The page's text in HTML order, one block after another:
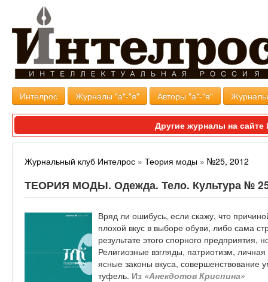
Интелрос Журналы "а"-"я" Авторы "а"-"я"
Другие журналы на
Журнальный клуб Интелрос » Теория моды » №25, 2012
ТЕОРИЯ МОДЫ. Одежда. Тело. Культура № 25
Вряд ли ошибусь, если скажу, что
плохой вкус в выборе обуви, либо сама
результате этого спорного
Религиозные взгляды, патриотизм,
ясные законы вкуса, совершенствование
туфель. Из «Анекдотов Криспина»